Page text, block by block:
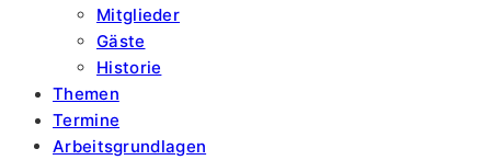
Mitglieder
Gäste
Historie
Themen
Termine
Arbeitsgrundlagen